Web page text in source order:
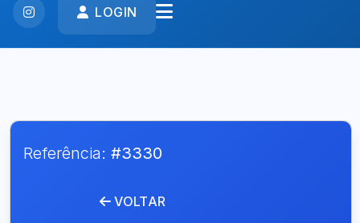
LOGIN
Referência: #3330
VOLTAR